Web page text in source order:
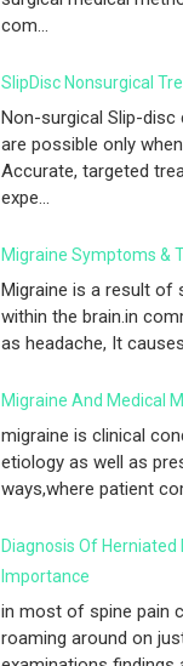
com...
SlipDisc Nonsurgical
Non-surgical Slip-
are possible only
Accurate, targeted
expe...
Migraine Symptoms &
Migraine is a result of
within the brain.in
as headache, It
Migraine And Medical
migraine is clinical
etiology as well as
ways,where patient
Diagnosis Of Herniated
Importance
in most of spine pain
roaming around on